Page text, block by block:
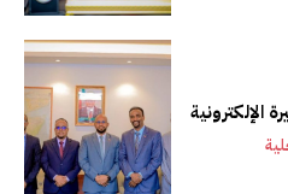
الإلكترونية